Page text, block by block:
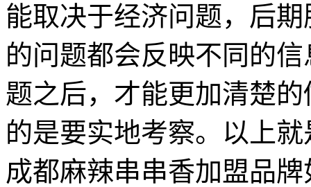
能取决于经济问题，后
的问题都会反映不同的
题之后，才能更加清楚
的是要实地考察。以上
成都麻辣串串香加盟品